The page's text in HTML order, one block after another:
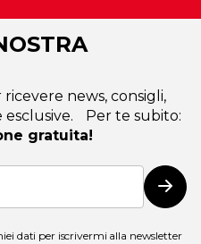
news, consigli,
Per te subito:
gratuita!
dati per iscrivermi alla newsletter